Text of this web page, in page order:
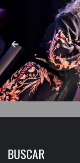
BUSCAR